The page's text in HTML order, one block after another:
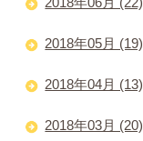
2018年05月 (19)
2018年04月 (13)
2018年03月 (20)